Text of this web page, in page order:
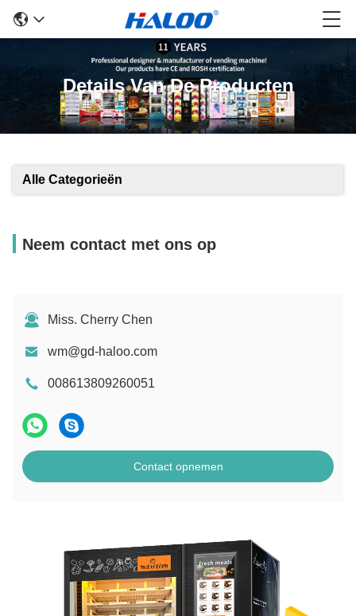
Details Van De Producten
Alle Categorieën
Neem contact met ons op
Miss. Cherry Chen
wm@gd-haloo.com
008613809260051
Contact opnemen